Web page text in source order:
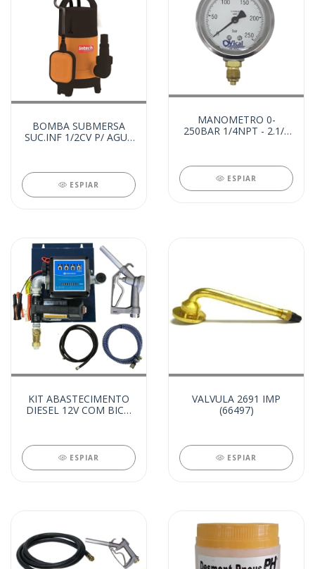
BOMBA SUBMERSA
SUC.INF 1/2CV P/ AGUA
ESPIAR
MANOMETRO 0-
250BAR 1/4NPT - 2.1/2
ESPIAR
KIT ABASTECIMENTO
DIESEL 12V COM BICO
ESPIAR
VALVULA 2691 IMP
(66497)
ESPIAR